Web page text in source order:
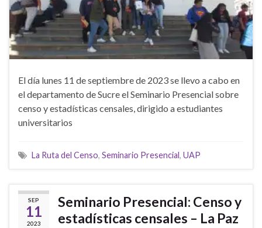
El día lunes 11 de septiembre de 2023 se llevo a cabo en
el departamento de Sucre el Seminario Presencial sobre
censo y estadísticas censales, dirigido a estudiantes
universitarios
La Ruta del Censo, Seminario Presencial , UAP
SEP
11
2023
Seminario Presencial: Censo y
estadísticas censales – La Paz